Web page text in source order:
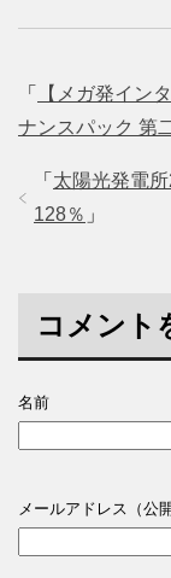
「
【メガ発イン
ナンスパック 第
「 太陽光発電
128％ 」
コメント
名前
メールアドレス（公